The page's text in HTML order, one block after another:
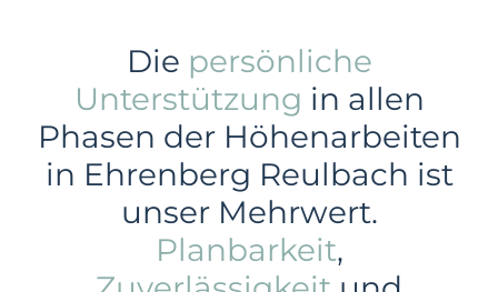
Die persönliche
Unterstützung in allen
Phasen der Höhenarbeiten
in Ehrenberg Reulbach ist
unser Mehrwert.
Planbarkeit,